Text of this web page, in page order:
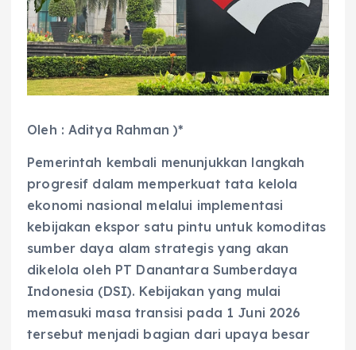
Oleh : Aditya Rahman )*
Pemerintah kembali menunjukkan langkah
progresif dalam memperkuat tata kelola
ekonomi nasional melalui implementasi
kebijakan ekspor satu pintu untuk komoditas
sumber daya alam strategis yang akan
dikelola oleh PT Danantara Sumberdaya
Indonesia (DSI). Kebijakan yang mulai
memasuki masa transisi pada 1 Juni 2026
tersebut menjadi bagian dari upaya besar